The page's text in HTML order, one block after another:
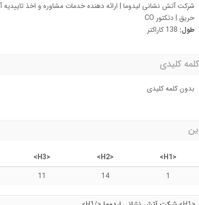
شرکت آتش نشانی لیدوما | ارائه دهنده خدمات مشاوره و اخذ
حریق | دتکتور CO
طول:
کلیدی
بدون کلمه کلیدی
<H1>
<H2>
<H3>
1
14
11